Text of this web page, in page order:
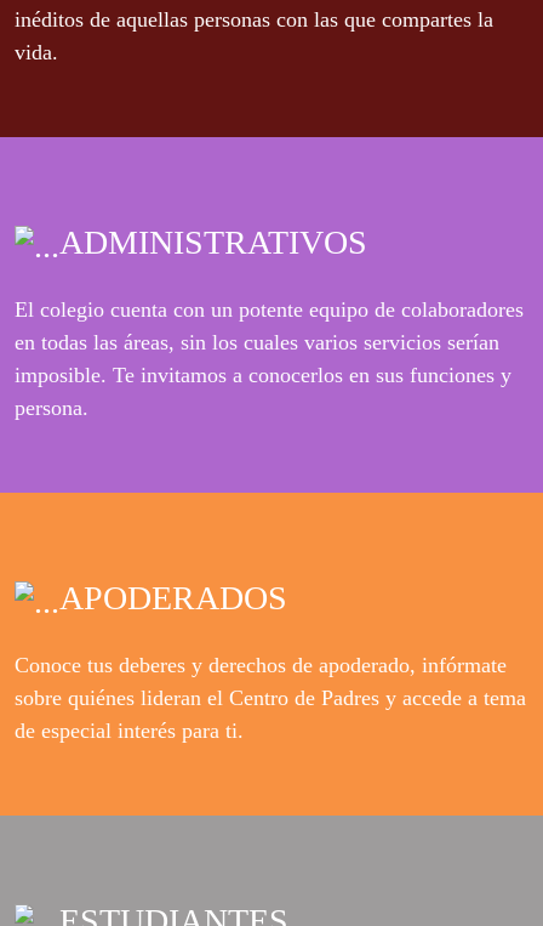
inéditos de aquellas personas con las que compartes la
vida.
ADMINISTRATIVOS
El colegio cuenta con un potente equipo de colaboradores
en todas las áreas, sin los cuales varios servicios serían
imposible. Te invitamos a conocerlos en sus funciones y
persona.
APODERADOS
Conoce tus deberes y derechos de apoderado, infórmate
sobre quiénes lideran el Centro de Padres y accede a tema
de especial interés para ti.